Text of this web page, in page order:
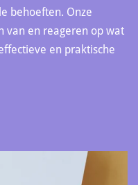
behoeften. Onze
van en reageren op wat
en praktische